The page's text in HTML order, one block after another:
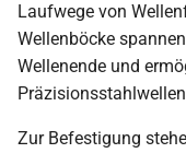
Laufwege von
Wellenböcke
Wellenende und
Zur Befestigung